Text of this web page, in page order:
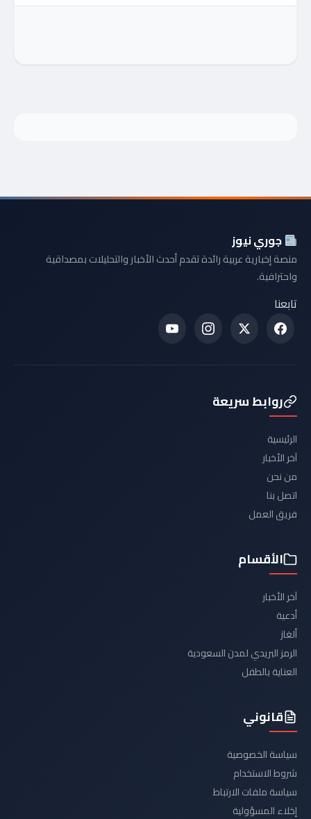
جوري نيوز
منصة إخبارية عربية رائدة تقدم أحدث الأخبار والتحليلات بمصداقية
واحترافية.
تابعنا
روابط سريعة
الرئيسية
آخر الأخبار
من نحن
اتصل بنا
فريق العمل
الأقسام
آخر الأخبار
أدعية
ألغاز
الرمز البريدي لمدن السعودية
العناية بالطفل
قانوني
سياسة الخصوصية
شروط الاستخدام
سياسة ملفات الارتباط
إخلاء المسؤولية